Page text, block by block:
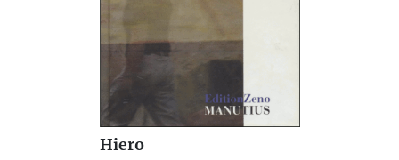
Hiero